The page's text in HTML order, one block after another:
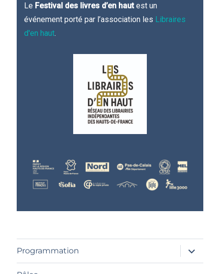
Le Festival des livres d’en hautest un
événement porté par l’association les Libraires
d'en haut.
Programmation
ouvrir
le
sous-